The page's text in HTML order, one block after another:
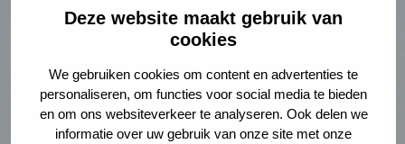
Deze website maakt gebruik van
cookies
We gebruiken cookies om content en advertenties te
personaliseren, om functies voor social media te bieden
en om ons websiteverkeer te analyseren. Ook delen we
informatie over uw gebruik van onze site met onze
verder
over:
Genotmiddelen,